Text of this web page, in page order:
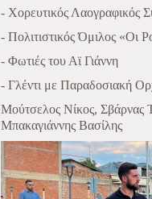
- Χορευτικός Λαογραφικός
- Πολιτιστικός Όμιλος «Οι
- Φωτιές του Αϊ Γιάννη
- Γλέντι με Παραδοσιακή
Μούτσελος Νίκος, Σβάρνας
Μπακαγιάννης Βασίλης